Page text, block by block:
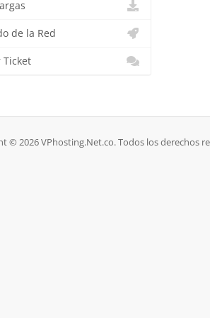
de la Red
© 2026 VPhosting.Net.co. Todos los derechos